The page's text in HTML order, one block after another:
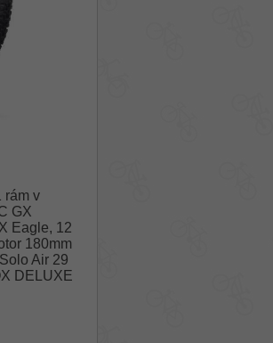
rám v
GX
Eagle, 12
180mm
Air 29
DELUXE